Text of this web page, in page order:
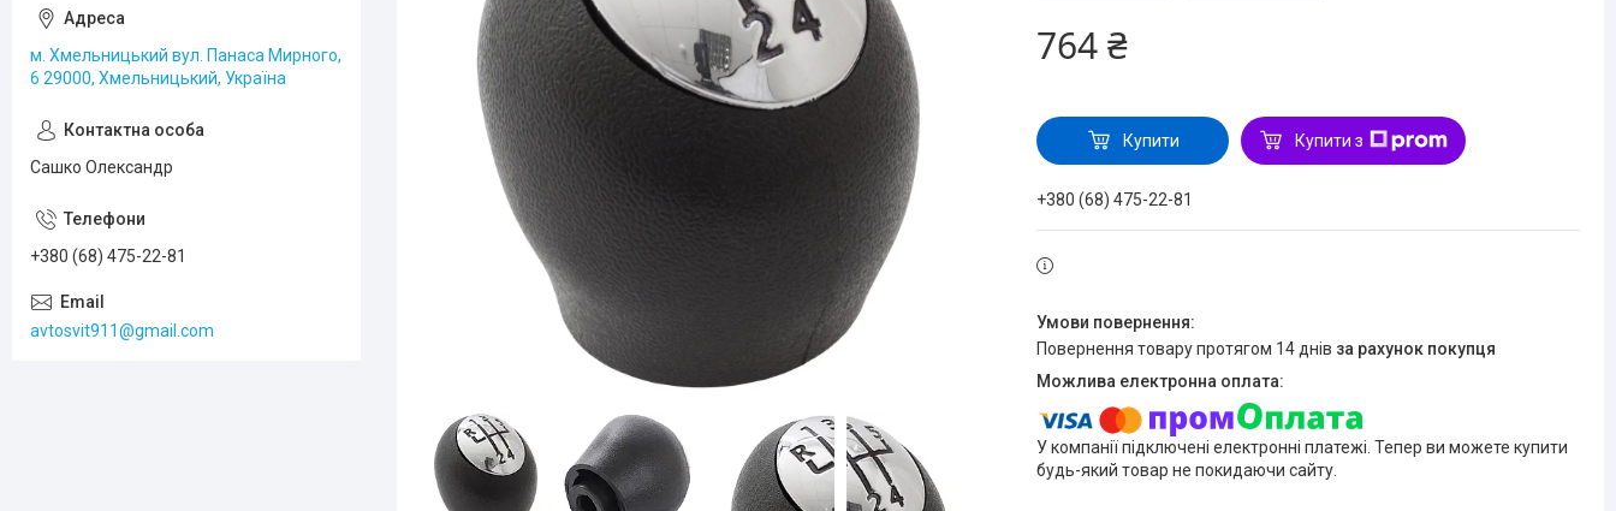
764 ₴
Купити Купити з
+380 (68) 475-22-81
повернення товару протягом 14 днів за рахунок покупця
У компанії підключені електронні платежі. Тепер ви можете купити
будь-який товар не покидаючи сайту.
м. Хмельницький вул. Панаса Мирного,
6 29000, Хмельницький, Україна
Сашко Олександр
+380 (68) 475-22-81
avtosvit911@gmail.com